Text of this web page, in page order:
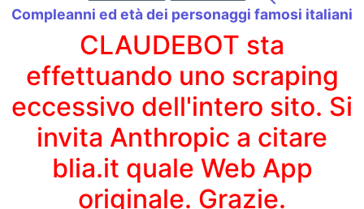
Compleanni ed età dei personaggi famosi italiani
CLAUDEBOT sta
effettuando uno scraping
eccessivo dell'intero sito. Si
invita Anthropic a citare
blia.it quale Web App
originale. Grazie.